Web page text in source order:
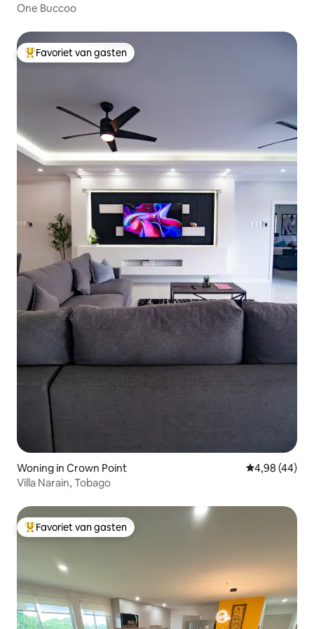
One Buccoo
Topfavoriet van gasten
Favoriet van gasten
Woning in Crown Point Gemiddelde
4,98 (44)
Villa Narain, Tobago
Topfavoriet van gasten
Favoriet van gasten